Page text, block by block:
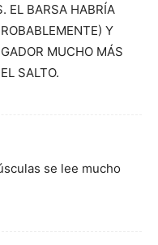
EL BARSA HABRÍA
Y
MUCHO MÁS
SALTO.
se lee mucho